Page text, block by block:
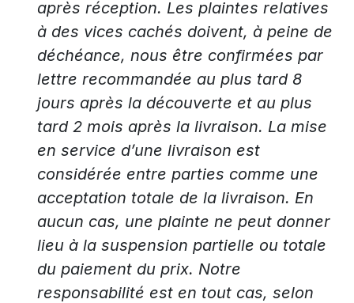
après réception. Les plaintes relatives
à des vices cachés doivent, à peine de
déchéance, nous être confirmées par
lettre recommandée au plus tard 8
jours après la découverte et au plus
tard 2 mois après la livraison. La mise
en service d’une livraison est
considérée entre parties comme une
acceptation totale de la livraison. En
aucun cas, une plainte ne peut donner
lieu à la suspension partielle ou totale
du paiement du prix. Notre
responsabilité est en tout cas, selon